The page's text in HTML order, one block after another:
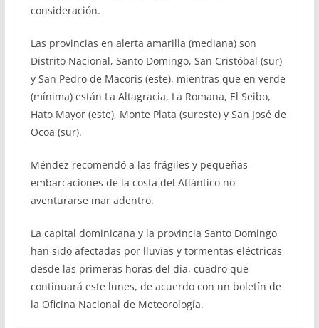
consideración.
Las provincias en alerta amarilla (mediana) son
Distrito Nacional, Santo Domingo, San Cristóbal (sur)
y San Pedro de Macorís (este), mientras que en verde
(mínima) están La Altagracia, La Romana, El Seibo,
Hato Mayor (este), Monte Plata (sureste) y San José de
Ocoa (sur).
Méndez recomendó a las frágiles y pequeñas
embarcaciones de la costa del Atlántico no
aventurarse mar adentro.
La capital dominicana y la provincia Santo Domingo
han sido afectadas por lluvias y tormentas eléctricas
desde las primeras horas del día, cuadro que
continuará este lunes, de acuerdo con un boletín de
la Oficina Nacional de Meteorología.